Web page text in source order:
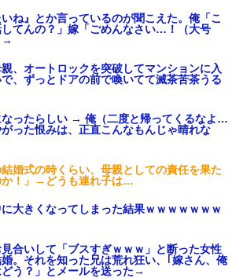
スがや...
いた4万
ヤバすぎ
な高い
い」
家の金庫
ママ『そ
、開けて
義兄「泥
な！」結
どなん
」私「」
ョーワロ
を鳴ら
何クラク
降りてこ
超の治験
ｗ(※画像
ね』とか言っているのが聞こえた。俺「こ
てんの？」嫁「ごめんなさい…！（大号
→
、オートロックを突破してマンションに入
、ずっとドアの前で喚いてて滅茶苦茶うる
なったらしい → 俺（二度と帰ってくるなよ…
った恨みは、正直こんなもんじゃ晴れな
婚式の時くらい、母親としての責任を果た
か！」→どうも連れ子は…
に大きくなってしまった結果ｗｗｗｗｗｗｗ
見合いして「ブスすぎｗｗｗ」と断った女性
。それを知った兄は荒れ狂い、｢嫁さん、俺
う？」とメールを送った→